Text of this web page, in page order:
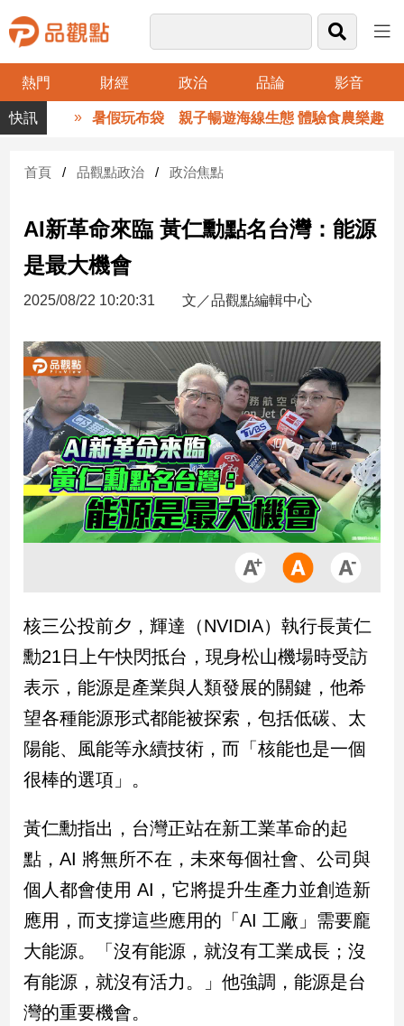
熱門 財經 政治 品論 影音
品
觀
財
台
財
新
產
經/
股
市
房
地
產
品
政
治
政
治
焦
品
觀
民
調
國
會
點
觀
點
暑假玩布袋 親子暢遊海線生態 體驗食農樂趣
首頁 品觀點政治 政治焦點
AI新革命來臨 黃仁勳點名台灣：能源
是最大機會
2025/08/22 10:20:31 文／品觀點編輯中心
核三公投前夕，輝達（NVIDIA）執行長黃仁
勳21日上午快閃抵台，現身松山機場時受訪
表示，能源是產業與人類發展的關鍵，他希
望各種能源形式都能被探索，包括低碳、太
陽能、風能等永續技術，而「核能也是一個
很棒的選項」。
黃仁勳指出，台灣正站在新工業革命的起
點，AI 將無所不在，未來每個社會、公司與
個人都會使用 AI，它將提升生產力並創造新
應用，而支撐這些應用的「AI 工廠」需要龐
大能源。「沒有能源，就沒有工業成長；沒
有能源，就沒有活力。」他強調，能源是台
灣的重要機會。